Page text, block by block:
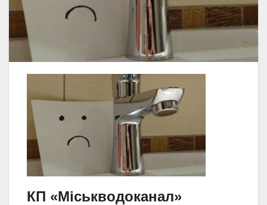
КП «Міськводоканал»